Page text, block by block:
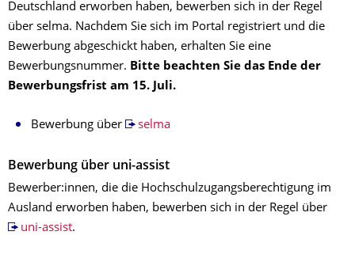
Deutschland erworben haben, bewerben sich in der Regel
über selma. Nachdem Sie sich im Portal registriert und die
Bewerbung abgeschickt haben, erhalten Sie eine
Bewerbungsnummer. Bitte beachten Sie das Ende der
Bewerbungsfrist am 15. Juli.
Bewerbung über selma
Bewerbung über uni-assist
Bewerber:innen, die die Hochschulzugangsberechtigung im
Ausland erworben haben, bewerben sich in der Regel über
uni-assist.